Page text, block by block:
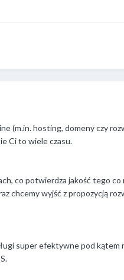
(m.in. hosting, domeny czy
Ci to wiele czasu.
co potwierdza jakość tego
chcemy wyjść z propozycją
super efektywne pod kątem